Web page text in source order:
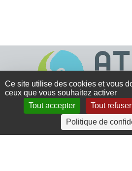
4 rue Crec’h-Ugen
22810 Belle Isle en Terre
Ce site utilise des cookies et vous
ceux que vous souhaitez activer
Tout accepter
Tout refuser
Politique de